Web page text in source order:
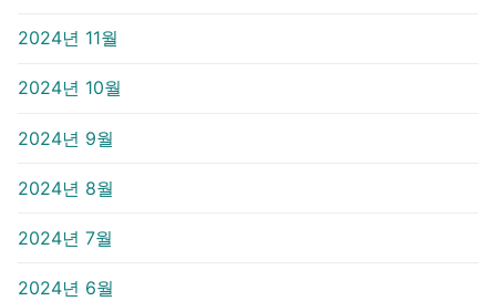
2024년 11월
2024년 10월
2024년 9월
2024년 8월
2024년 7월
2024년 6월